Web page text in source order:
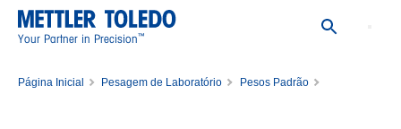
Your Partner in Precision™
Página Inicial Pesagem de Laboratório
Pesos Padrão